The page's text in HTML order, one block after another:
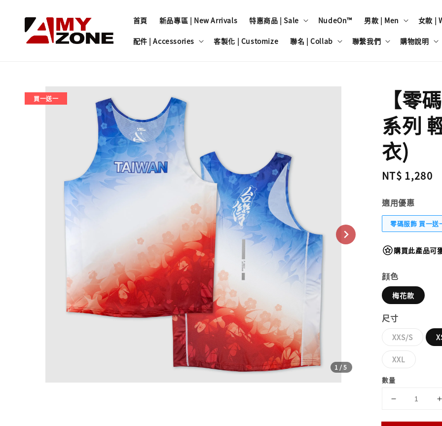
首頁 新品專區 | New Arrivals 特惠商品 | Sale NudeOn™ 男款 | Men 女款 |
配件 | Accessories 客製化 | Customize 聯名 | Collab 聯繫我們 購物說明
1 /5
買一送一
【零
系列
衣)
Regular
NT$ 1,280
適用優惠
零碼服飾 買一送
購買此產品可
顔色
梅花款
尺寸
XXS/S
XXL
數量